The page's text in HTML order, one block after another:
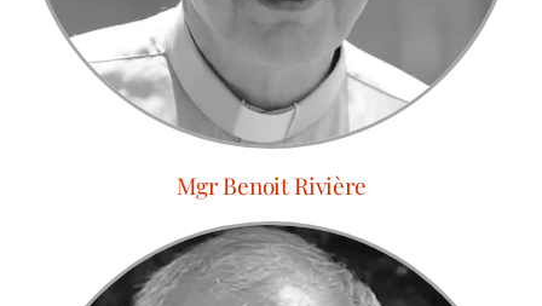
Mgr Benoit Rivière